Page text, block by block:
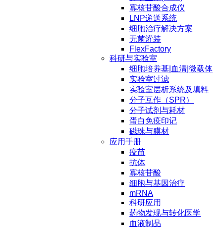
寡核苷酸合成仪
LNP递送系统
细胞治疗解决方案
无菌灌装
FlexFactory
科研与实验室
细胞培养基|血清|微载体
实验室过滤
实验室层析系统及填料
分子互作（SPR）
分子试剂与耗材
蛋白免疫印记
磁珠与膜材
应用手册
疫苗
抗体
寡核苷酸
细胞与基因治疗
mRNA
科研应用
药物发现与转化医学
血液制品